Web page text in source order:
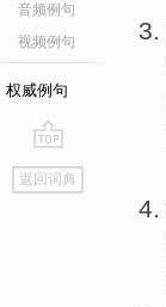
音频例句
视频例句
权威例句
go
top
返回词典